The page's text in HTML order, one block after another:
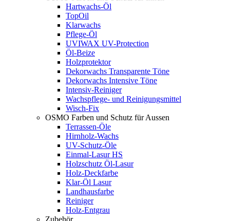
Hartwachs-Öl
TopOil
Klarwachs
Pflege-Öl
UVIWAX UV-Protection
Öl-Beize
Holzprotektor
Dekorwachs Transparente Töne
Dekorwachs Intensive Töne
Intensiv-Reiniger
Wachspflege- und Reinigungsmittel
Wisch-Fix
OSMO Farben und Schutz für Aussen
Terrassen-Öle
Hirnholz-Wachs
UV-Schutz-Öle
Einmal-Lasur HS
Holzschutz Öl-Lasur
Holz-Deckfarbe
Klar-Öl Lasur
Landhausfarbe
Reiniger
Holz-Entgrau
Zubehör